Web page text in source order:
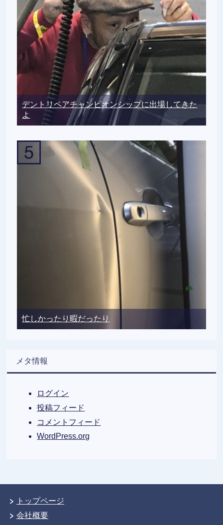
デントリペアチャンピオンシップに出場してきた
よ
忙しかったり暇だったり
メタ情報
ログイン
投稿フィード
コメントフィード
WordPress.org
トップページ
会社概要